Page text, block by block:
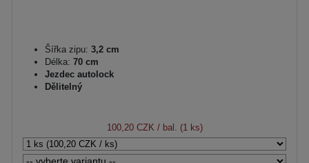
Šířka zipu: 3,2 cm
Délka: 70 cm
Jezdec autolock
Dělitelný
100,20 CZK / bal. (1 ks)